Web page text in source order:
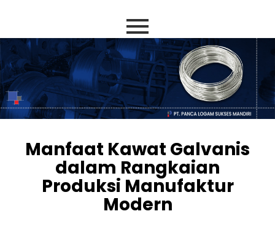
Manfaat Kawat Galvanis
dalam Rangkaian
Produksi Manufaktur
Modern